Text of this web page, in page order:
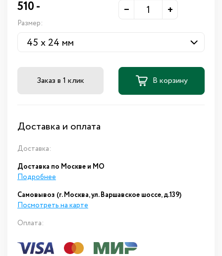
510 - – +
Размер:
Заказ в 1 клик В корзину
Доставка и оплата
Доставка:
Доставка по Москве и МО
Подробнее
Самовывоз (г. Москва, ул. Варшавское шоссе, д.139)
Посмотреть на карте
Оплата: